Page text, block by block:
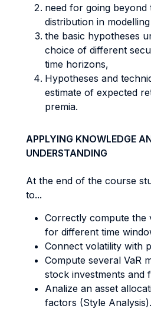
need for going beyond
distribution in
the basic hypotheses
choice of different
time horizons,
Hypotheses and
estimate of expected
premia.
APPLYING KNOWLEDGE
UNDERSTANDING
At the end of the course
to...
Correctly compute the
for different time
Connect volatility with
Compute several VaR
stock investments and
Analize an asset
factors (Style Analysis).